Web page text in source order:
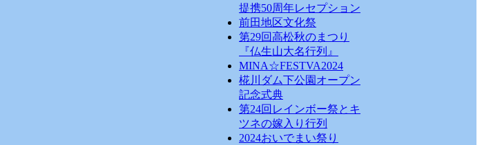
提携50周年レセプション
前田地区文化祭
第29回高松秋のまつり
『仏生山大名行列』
MINA☆FESTVA2024
椛川ダム下公園オープン
記念式典
第24回レインボー祭とキ
ツネの嫁入り行列
2024おいでまい祭り